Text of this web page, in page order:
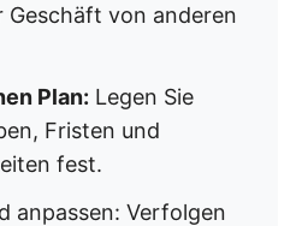
Geschäft von anderen
Plan: Legen Sie
Fristen und
fest.
anpassen: Verfolgen